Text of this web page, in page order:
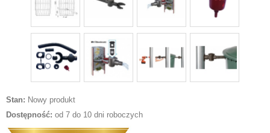
Stan: Nowy produkt
Dostępność: od 7 do 10 dni roboczych